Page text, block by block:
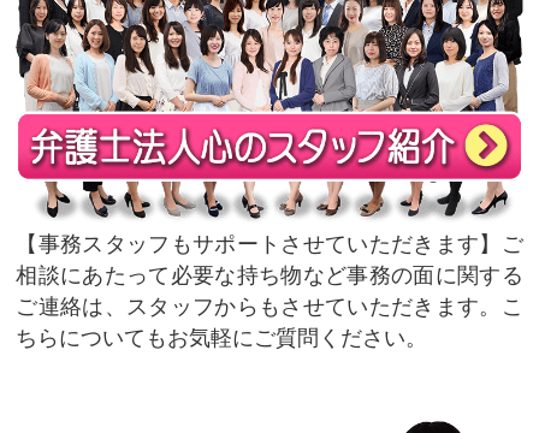
事務スタッフもサポートさせていただきます
ご
相談にあたって必要な持ち物など事務の面に関する
ご連絡は、スタッフからもさせていただきます。こ
ちらについてもお気軽にご質問ください。